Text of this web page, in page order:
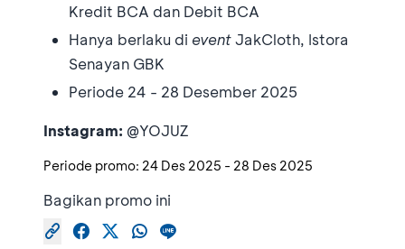
Kredit BCA dan Debit BCA
Hanya berlaku di eventJakCloth, Istora
Senayan GBK
Periode 24 - 28 Desember 2025
Instagram: @YOJUZ
Periode promo: 24 Des 2025 - 28 Des 2025
Bagikan promo ini